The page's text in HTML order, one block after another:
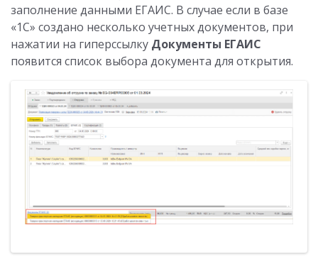
заполнение данными ЕГАИС. В случае если в базе
«1С» создано несколько учетных документов, при
нажатии на гиперссылку Документы ЕГАИС
появится список выбора документа для открытия.